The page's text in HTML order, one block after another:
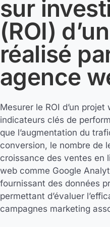
sur
(ROI)
réalisé
agence
Mesurer le ROI d’un
indicateurs clés de
que l’augmentation du
conversion, le nombre de
croissance des ventes en
web comme Google
fournissant des données
permettant d’évaluer
campagnes marketing